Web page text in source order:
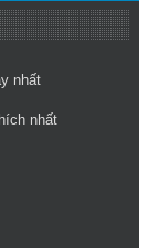
nhất
nhất